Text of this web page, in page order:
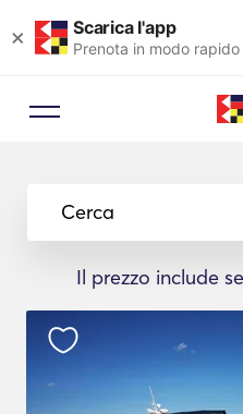
× Scarica l'app
Prenota in modo
Cerca
Il prezzo include